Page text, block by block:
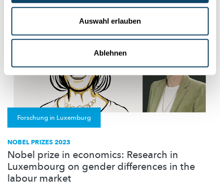
Auswahl erlauben
Ablehnen
Forschung in Luxemburg
NOBEL PRIZES 2023
Nobel prize in economics: Research in
Luxembourg on gender differences in the
labour market